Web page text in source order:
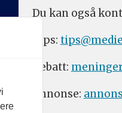
Du kan også
Tips:
Debatt:
Annonse: